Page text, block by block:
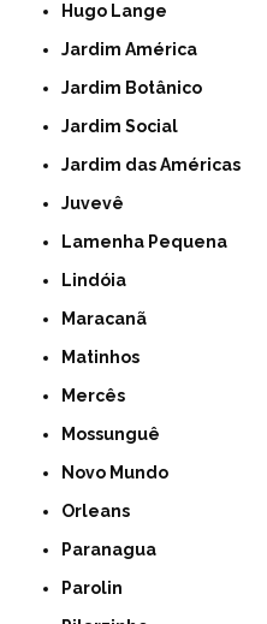
Hugo Lange
Jardim América
Jardim Botânico
Jardim Social
Jardim das Américas
Juvevê
Lamenha Pequena
Lindóia
Maracanã
Matinhos
Mercês
Mossunguê
Novo Mundo
Orleans
Paranagua
Parolin